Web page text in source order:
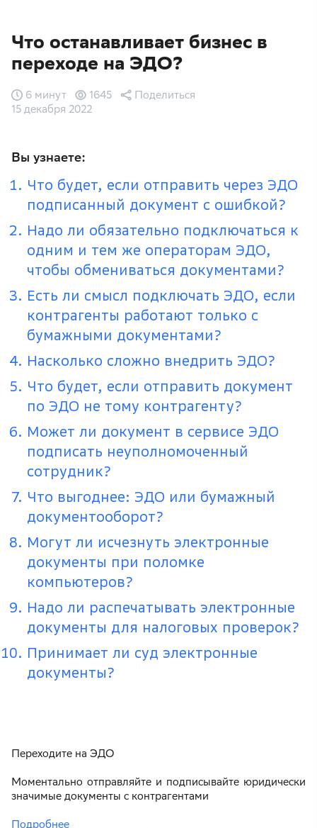
Что останавливает бизнес в
переходе на ЭДО?
15 декабря 2022
6 минут 1645 Поделиться
Вы узнаете:
Что будет, если отправить через ЭДО
подписанный документ с ошибкой?
Надо ли обязательно подключаться к
одним и тем же операторам ЭДО,
чтобы обмениваться документами?
Есть ли смысл подключать ЭДО, если
контрагенты работают только с
бумажными документами?
Насколько сложно внедрить ЭДО?
Что будет, если отправить документ
по ЭДО не тому контрагенту?
Может ли документ в сервисе ЭДО
подписать неуполномоченный
сотрудник?
Что выгоднее: ЭДО или бумажный
документооборот?
Могут ли исчезнуть электронные
документы при поломке
компьютеров?
Надо ли распечатывать электронные
документы для налоговых проверок?
Принимает ли суд электронные
документы?
Переходите на ЭДО
Моментально отправляйте и подписывайте юридически
значимые документы с контрагентами
Подробнее